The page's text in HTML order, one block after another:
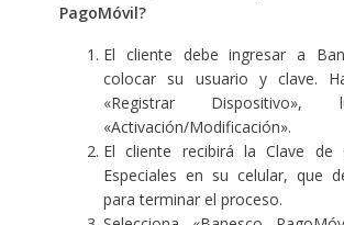
PagoMóvil?
El cliente debe ingresar a
colocar su usuario y clave.
«Registrar
«Activación/Modificación».
El cliente recibirá la Clave de
Especiales en su celular, que
para terminar el proceso.